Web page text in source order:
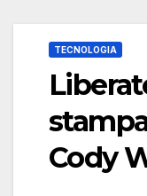
TECNOLOGIA
Cody